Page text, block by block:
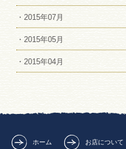
・2015年07月
・2015年05月
・2015年04月
ホーム お店について